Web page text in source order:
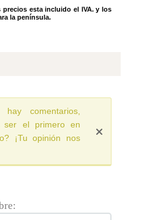
precios esta incluido el IVA. y los
la península.
comentarios,
ser el primero en
¡Tu opinión nos